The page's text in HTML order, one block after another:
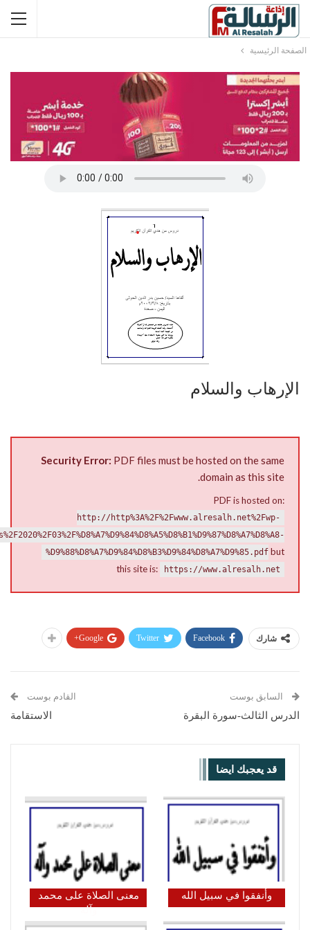
الصفحة الرئيسية
الإرهاب والسلام
Security Error: PDF files must be hosted on the same
domain as this site.
PDF is hosted on:
http://http%3A%2F%2Fwww.alresalh.net%2Fwp-
%D9%88%D8%A7%D9%84%D8%B3%D9%84%D8%A7%D9%85.pdf but
this site is:
https://www.alresalh.net
شارك Facebook
Twitter
Google+
السابق بوست
الدرس الثالث-سورة البقرة
القادم بوست
الاستقامة
قد يعجبك ايضا
وأنفقوا في سبيل الله
معنى الصلاة على محمد
وآله